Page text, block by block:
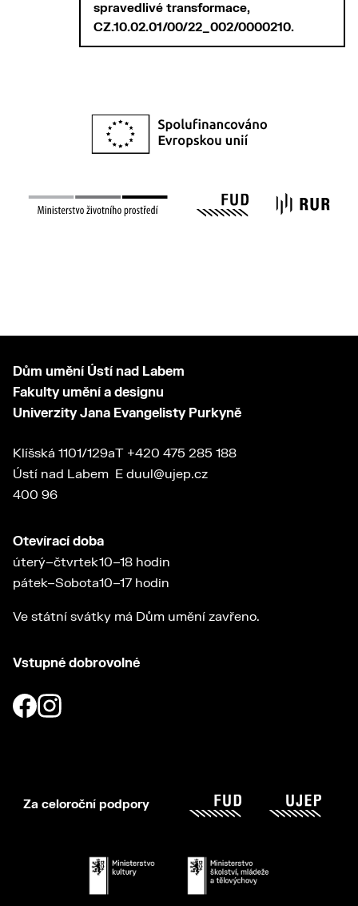
spravedlivé transformace,
CZ.10.02.01/00/22_002/0000210.
Dům umění Ústí nad Labem
Fakulty umění a designu
Univerzity Jana Evangelisty Purkyně
Klíšská 1101/129a
Ústí nad Labem
400 96
T +420 475 285 188
E duul@ujep.cz
Otevírací doba
úterý–čtvrtek
pátek–Sobota
10–18 hodin
10–17 hodin
Ve státní svátky má Dům umění zavřeno.
Vstupné dobrovolné
Za celoroční podpory